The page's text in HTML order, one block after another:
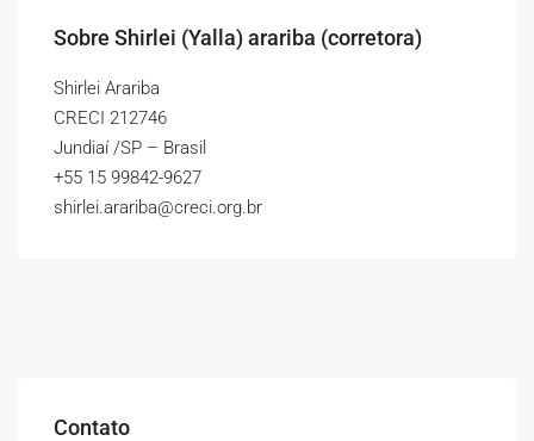
Sobre Shirlei (Yalla) arariba (corretora)
Shirlei Arariba
CRECI 212746
Jundiaí /SP – Brasil
+55 15 99842-9627
shirlei.arariba@creci.org.br
Contato